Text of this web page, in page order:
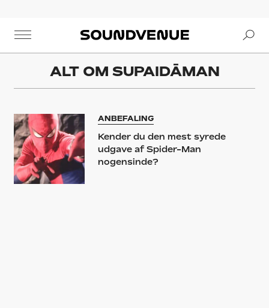
Soundvenue
ALT OM SUPAIDĀMAN
ANBEFALING
Kender du den mest syrede
udgave af Spider-Man
nogensinde?